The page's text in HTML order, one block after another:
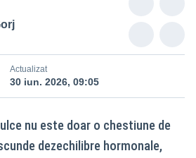
Actualizat
30 iun. 2026, 09:05
nu este doar o chestiune de
dezechilibre hormonale,